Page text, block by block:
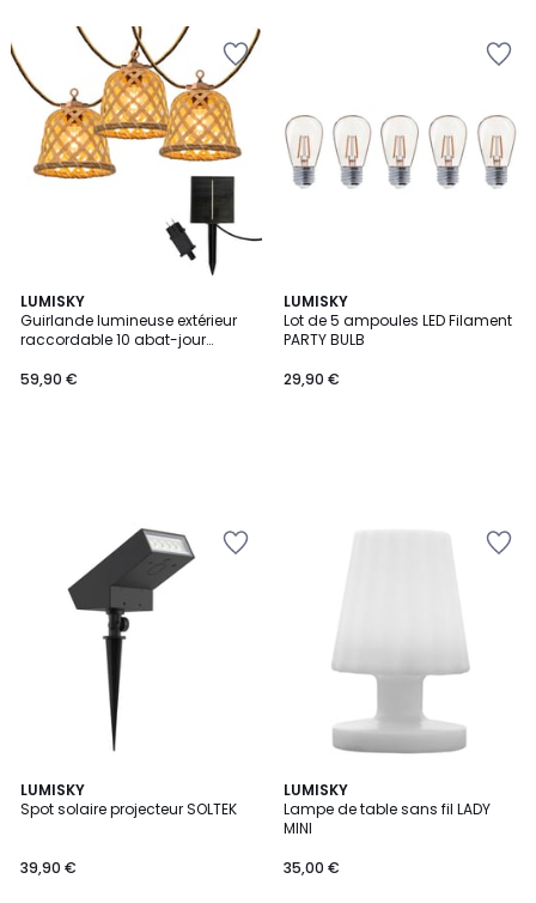
LUMISKY
Guirlande lumineuse extérieur
raccordable 10 abat-jour
HYBRID LED blanc chaud 8m
59,90 €
LUMISKY
Lot de 5 ampoules LED Filament
PARTY BULB
29,90 €
LUMISKY
Spot solaire projecteur SOLTEK
39,90 €
LUMISKY
Lampe de table sans fil LADY
MINI
35,00 €
5
/
5